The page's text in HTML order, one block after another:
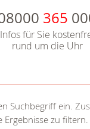
365
Infos für Sie
rund um die Uhr
Suchbegriff ein.
Ergebnisse zu filtern.